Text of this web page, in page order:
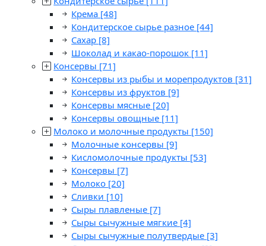
Крема [48]
Кондитерское сырье разное [44]
Сахар [8]
Шоколад и какао-порошок [11]
Консервы [71]
Консервы из рыбы и морепродуктов [31]
Консервы из фруктов [9]
Консервы мясные [20]
Консервы овощные [11]
Молоко и молочные продукты [150]
Молочные консервы [9]
Кисломолочные продукты [53]
Консервы [7]
Молоко [20]
Сливки [10]
Сыры плавленые [7]
Сыры сычужные мягкие [4]
Сыры сычужные полутвердые [3]